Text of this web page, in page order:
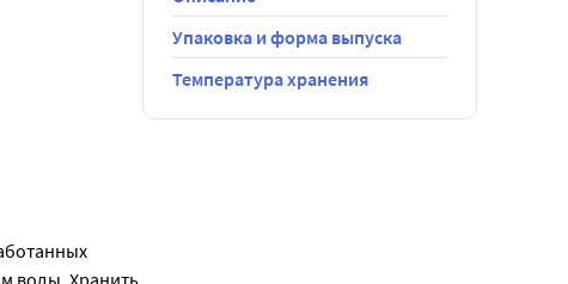
воды. Хранить
Упаковка и форма выпуска
Температура хранения